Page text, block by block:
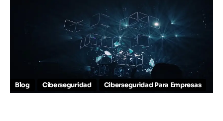
Blog Ciberseguridad Ciberseguridad Para Empresas